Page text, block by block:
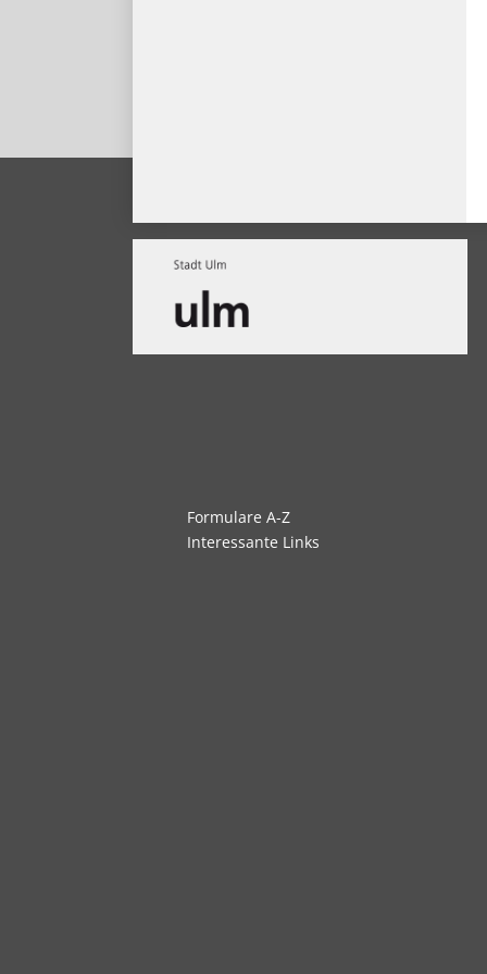
Navigation
überspringen
Formulare A-Z
Interessante Links